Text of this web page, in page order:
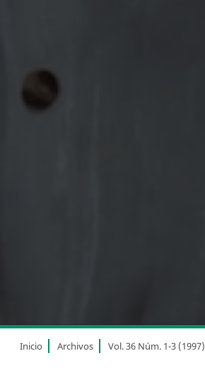
Inicio Archivos Vol. 36 Núm. 1-3 (1997)